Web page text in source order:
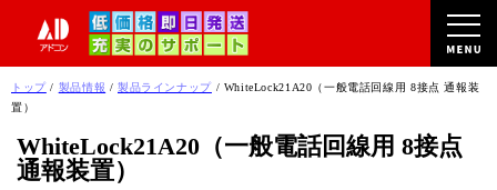
このページの本文へ
現
在
位
置：
トップ/ 製品情報 / 製品ラインナップ/ WhiteLock21A20（一般電話回線用 8接点 通報装
置）
WhiteLock21A20（一般電話回線用 8接点
通報装置）